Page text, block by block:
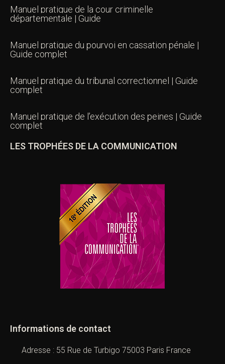
Manuel pratique de la cour criminelle
départementale | Guide
Manuel pratique du pourvoi en cassation pénale |
Guide complet
Manuel pratique du tribunal correctionnel | Guide
complet
Manuel pratique de l’exécution des peines | Guide
complet
LES TROPHÉES DE LA COMMUNICATION
Informations de contact
Adresse : 55 Rue de Turbigo 75003 Paris France